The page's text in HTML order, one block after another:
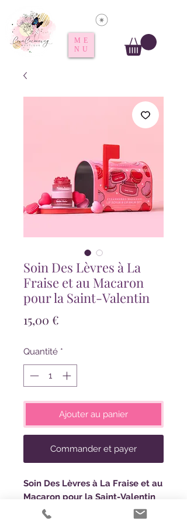
ME
NU
Soin Des Lèvres à La
Fraise et au Macaron
pour la Saint-Valentin
15,00 €
Quantité *
Ajouter au panier
Commander et payer
Soin Des Lèvres à La Fraise et au
Macaron pour la Saint-Valentin
Craquez pour la gourmandise